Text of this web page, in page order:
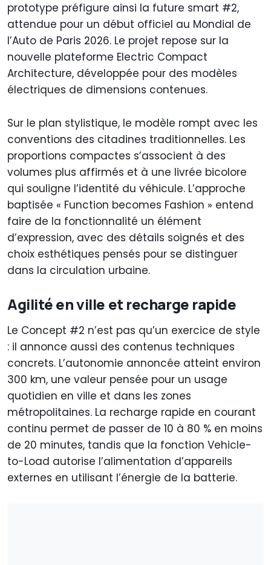
prototype préfigure ainsi la future smart #2,
attendue pour un début officiel au Mondial de
l’Auto de Paris 2026. Le projet repose sur la
nouvelle plateforme Electric Compact
Architecture, développée pour des modèles
électriques de dimensions contenues.
Sur le plan stylistique, le modèle rompt avec les
conventions des citadines traditionnelles. Les
proportions compactes s’associent à des
volumes plus affirmés et à une livrée bicolore
qui souligne l’identité du véhicule. L’approche
baptisée « Function becomes Fashion » entend
faire de la fonctionnalité un élément
d’expression, avec des détails soignés et des
choix esthétiques pensés pour se distinguer
dans la circulation urbaine.
Agilité en ville et recharge rapide
Le Concept #2 n’est pas qu’un exercice de style
: il annonce aussi des contenus techniques
concrets. L’autonomie annoncée atteint environ
300 km, une valeur pensée pour un usage
quotidien en ville et dans les zones
métropolitaines. La recharge rapide en courant
continu permet de passer de 10 à 80 % en moins
de 20 minutes, tandis que la fonction Vehicle-
to-Load autorise l’alimentation d’appareils
externes en utilisant l’énergie de la batterie.